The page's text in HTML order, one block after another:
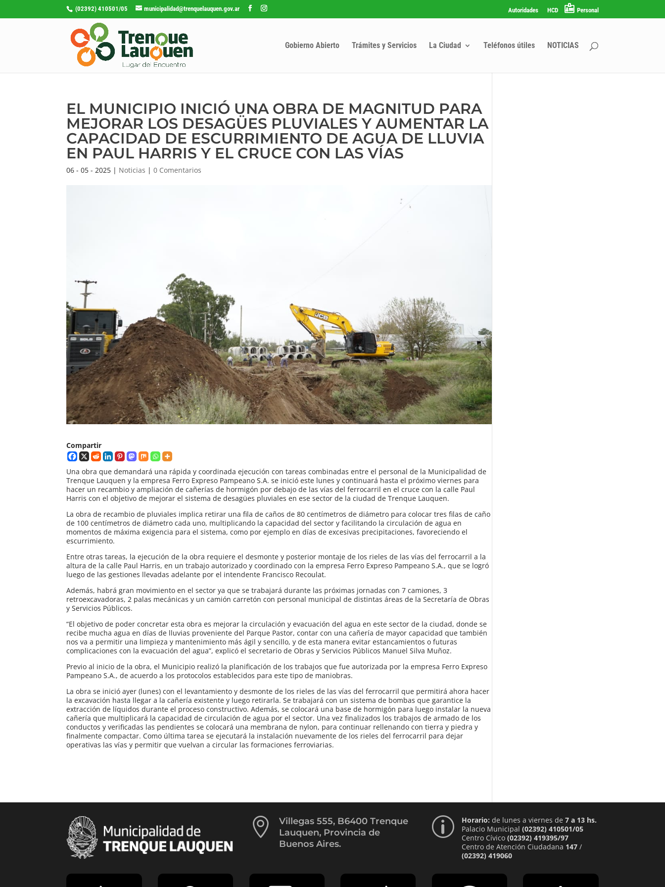
(02392) 410501/05 municipalidad@trenquelauquen.gov.ar Autoridades HCD Personal
Gobierno Abierto Trámites y Servicios La Ciudad Teléfonos útiles NOTICIAS
EL MUNICIPIO INICIÓ UNA OBRA DE MAGNITUD PARA
MEJORAR LOS DESAGÜES PLUVIALES Y AUMENTAR LA
CAPACIDAD DE ESCURRIMIENTO DE AGUA DE LLUVIA
EN PAUL HARRIS Y EL CRUCE CON LAS VÍAS
06 - 05 - 2025 | Noticias |0 Comentarios
Compartir
Una obra que demandará una rápida y coordinada ejecución con tareas combinadas entre el personal de la Municipalidad de
Trenque Lauquen y la empresa Ferro Expreso Pampeano S.A. se inició este lunes y continuará hasta el próximo viernes para
hacer un recambio y ampliación de cañerías de hormigón por debajo de las vías del ferrocarril en el cruce con la calle Paul
Harris con el objetivo de mejorar el sistema de desagües pluviales en ese sector de la ciudad de Trenque Lauquen.
La obra de recambio de pluviales implica retirar una fila de caños de 80 centímetros de diámetro para colocar tres filas de caño
de 100 centímetros de diámetro cada uno, multiplicando la capacidad del sector y facilitando la circulación de agua en
momentos de máxima exigencia para el sistema, como por ejemplo en días de excesivas precipitaciones, favoreciendo el
escurrimiento.
Entre otras tareas, la ejecución de la obra requiere el desmonte y posterior montaje de los rieles de las vías del ferrocarril a la
altura de la calle Paul Harris, en un trabajo autorizado y coordinado con la empresa Ferro Expreso Pampeano S.A., que se logró
luego de las gestiones llevadas adelante por el intendente Francisco Recoulat.
Además, habrá gran movimiento en el sector ya que se trabajará durante las próximas jornadas con 7 camiones, 3
retroexcavadoras, 2 palas mecánicas y un camión carretón con personal municipal de distintas áreas de la Secretaría de Obras
y Servicios Públicos.
“El objetivo de poder concretar esta obra es mejorar la circulación y evacuación del agua en este sector de la ciudad, donde se
recibe mucha agua en días de lluvias proveniente del Parque Pastor, contar con una cañería de mayor capacidad que también
nos va a permitir una limpieza y mantenimiento más ágil y sencillo, y de esta manera evitar estancamientos o futuras
complicaciones con la evacuación del agua”, explicó el secretario de Obras y Servicios Públicos Manuel Silva Muñoz.
Previo al inicio de la obra, el Municipio realizó la planificación de los trabajos que fue autorizada por la empresa Ferro Expreso
Pampeano S.A., de acuerdo a los protocolos establecidos para este tipo de maniobras.
La obra se inició ayer (lunes) con el levantamiento y desmonte de los rieles de las vías del ferrocarril que permitirá ahora hacer
la excavación hasta llegar a la cañería existente y luego retirarla. Se trabajará con un sistema de bombas que garantice la
extracción de líquidos durante el proceso constructivo. Además, se colocará una base de hormigón para luego instalar la nueva
cañería que multiplicará la capacidad de circulación de agua por el sector. Una vez finalizados los trabajos de armado de los
conductos y verificadas las pendientes se colocará una membrana de nylon, para continuar rellenando con tierra y piedra y
finalmente compactar. Como última tarea se ejecutará la instalación nuevamente de los rieles del ferrocarril para dejar
operativas las vías y permitir que vuelvan a circular las formaciones ferroviarias.

Villegas 555, B6400 Trenque
Lauquen, Provincia de
Buenos Aires.
p Horario: de lunes a viernes de 7 a 13 hs.
Palacio Municipal (02392) 410501/05
Centro Cívico (02392) 419395/97
Centro de Atención Ciudadana 147/
(02392) 419060